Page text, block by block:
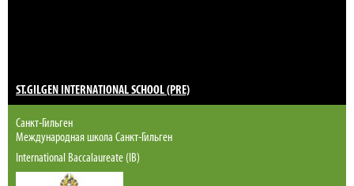
ST.GILGEN INTERNATIONAL SCHOOL (PRE)
Санкт-Гильген
Международная школа Санкт-Гильген
International Baccalaureate (IB)